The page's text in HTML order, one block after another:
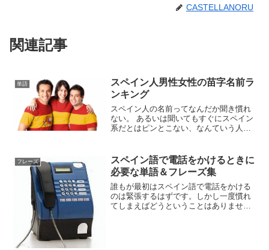
CASTELLANORU
関連記事
単語
スペイン人男性女性の苗字名前ラ
ンキング
スペイン人の名前ってなんだか聞き慣れ
ない。 あるいは聞いてもすぐにスペイン
系だとはピンとこない、なんていう人の
た。これさえ知っておけばスペイン人の
名前は大丈夫かも！？まず...
フレーズ
スペイン語で電話をかけるときに
必要な単語＆フレーズ集
誰もが最初はスペイン語で電話をかける
のは緊張するはずです。しかし一度慣れ
てしまえばどうということはありませ